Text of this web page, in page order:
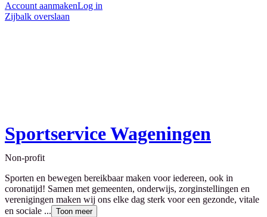
Account aanmakenLog in
Zijbalk overslaan
Sportservice Wageningen
Non-profit
Sporten en bewegen bereikbaar maken voor iedereen, ook in
coronatijd! Samen met gemeenten, onderwijs, zorginstellingen en
verenigingen maken wij ons elke dag sterk voor een gezonde, vitale
en sociale ... Toon meer